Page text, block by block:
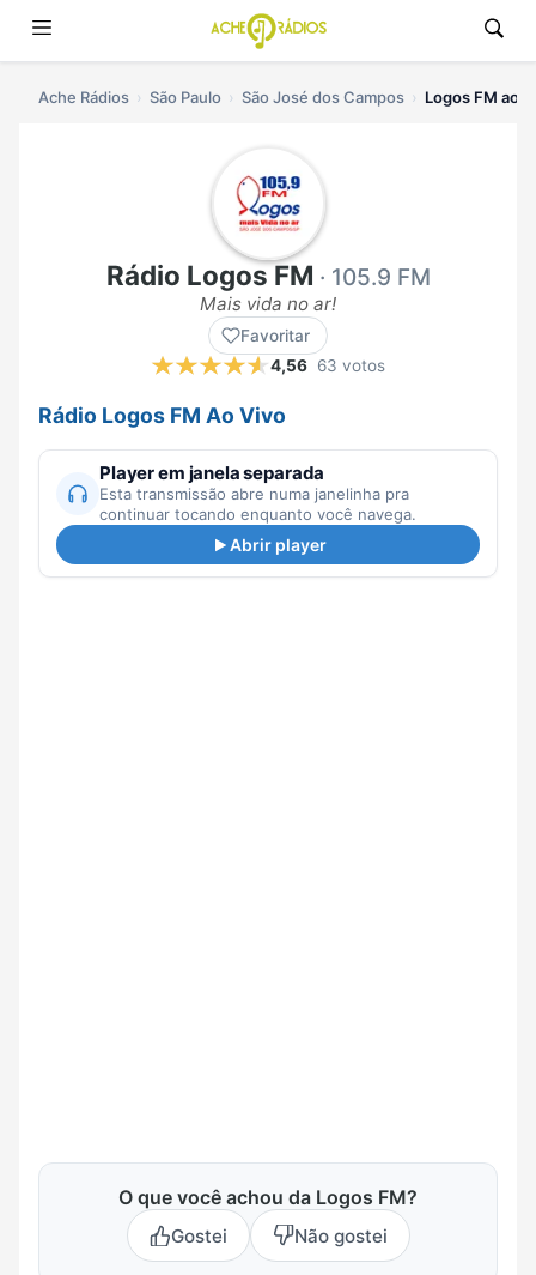
Ache Rádios São Paulo São José dos Campos Logos FM ao
Rádio Logos FM · 105.9 FM
Mais vida no ar!
Favoritar
4,56 63 votos
Rádio Logos FM Ao Vivo
Player em janela separada
Esta transmissão abre numa janelinha pra
continuar tocando enquanto você navega.
Abrir player
O que você achou da Logos FM?
Gostei Não gostei